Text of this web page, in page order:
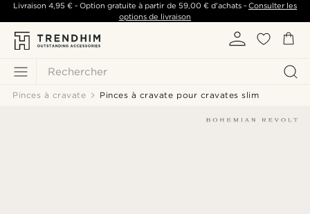
Rechercher
Livraison 4,95 €- Option gratuite à partir de 59,00 €d'achats -Consulter les
options de livraison
Pinces à cravate Pinces à cravate pour cravates slim